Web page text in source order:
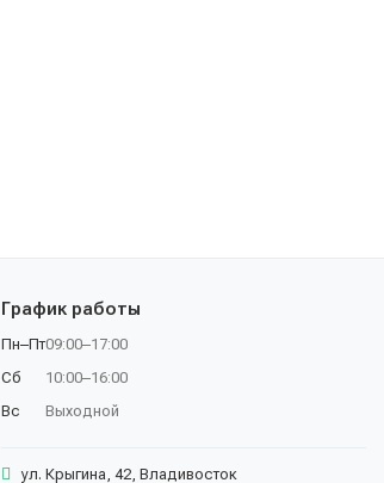
График работы
Пн–Пт
Сб
Вс
09:00–17:00
10:00–16:00
Выходной
ул. Крыгина, 42, Владивосток